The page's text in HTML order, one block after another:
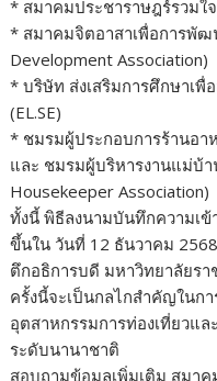
* สมาคมประชาราษฎร์รวมใ
* สมาคมจิตอาสาเพื่อการพัฒ
Development Association)
* บริษัท ส่งเสริมการศึกษาเ
(EL.SE)
* ชมรมผู้ประกอบการร้านอา
และ ชมรมผู้บริหารงานแม่บ้า
Housekeeper Association)
ทั้งนี้ พิธีลงนามบันทึกความเข้
ขึ้นใน วันที่ 12 ธันวาคม
ตึกอธิการบดี มหาวิทยาลัยร
ครั้งนี้จะเป็นกลไกสำคัญในก
อุตสาหกรรมการท่องเที่ยวแล
ระดับนานาชาติ
สอบถามข้อมูลเพิ่มเติม สมาค